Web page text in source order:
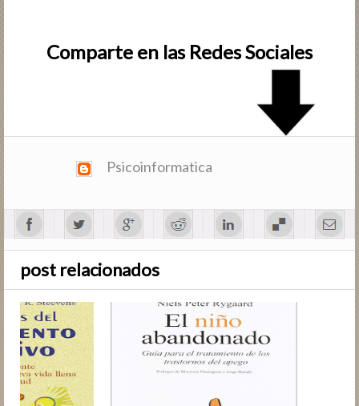
Comparte en las Redes Sociales
Psicoinformatica
post relacionados